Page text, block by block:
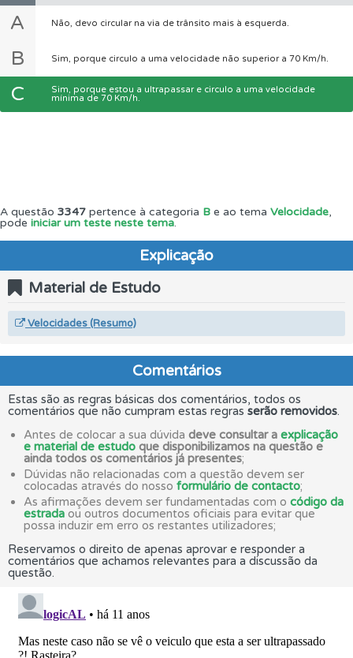
A Não, devo circular na via de trânsito mais à esquerda.
B Sim, porque circulo a uma velocidade não superior a 70 Km/h.
C
Sim, porque estou a ultrapassar e circulo a uma velocidade
mínima de 70 Km/h.
A questão 3347 pertence à categoria B e ao tema Velocidade,
pode iniciar um teste neste tema.
Explicação
Material de Estudo
Velocidades (Resumo)
Comentários
Estas são as regras básicas dos comentários, todos os
comentários que não cumpram estas regras serão removidos.
Antes de colocar a sua dúvida deve consultar a explicação
e material de estudo que disponibilizamos na questão e
ainda todos os comentários já presentes;
Dúvidas não relacionadas com a questão devem ser
colocadas através do nosso formulário de contacto;
As afirmações devem ser fundamentadas com o código da
estrada ou outros documentos oficiais para evitar que
possa induzir em erro os restantes utilizadores;
Reservamos o direito de apenas aprovar e responder a
comentários que achamos relevantes para a discussão da
questão.